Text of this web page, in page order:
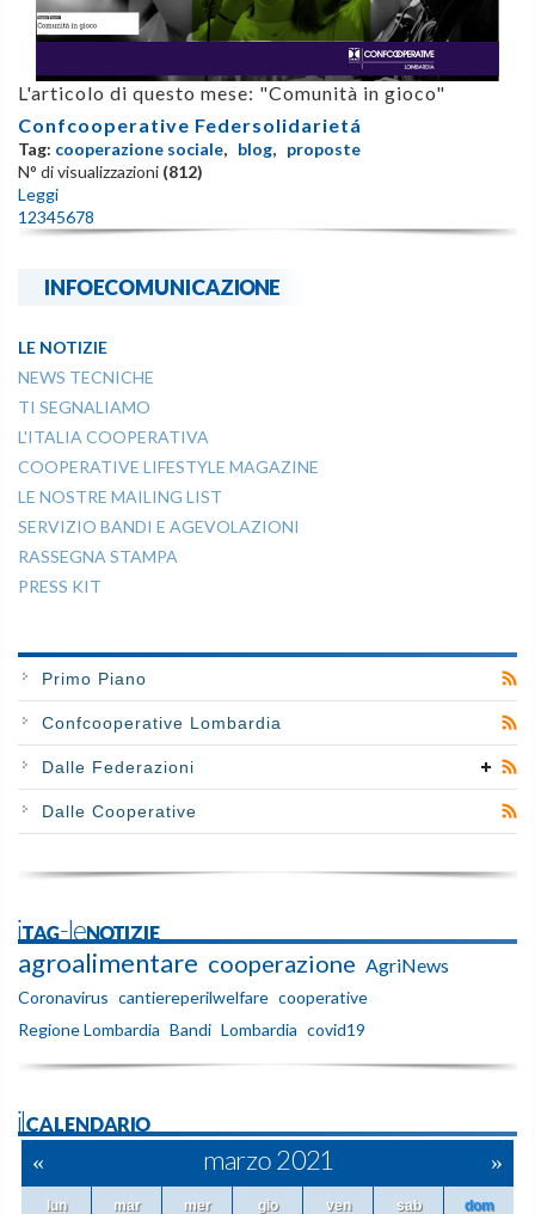
L'articolo di questo mese: "Comunità in gioco"
Confcooperative Federsolidarietá
Tag: cooperazione sociale, blog, proposte
N° di visualizzazioni (812)
Leggi
1 2345678
INFOECOMUNICAZIONE
LE NOTIZIE
NEWS TECNICHE
TI SEGNALIAMO
L'ITALIA COOPERATIVA
COOPERATIVE LIFESTYLE MAGAZINE
LE NOSTRE MAILING LIST
SERVIZIO BANDI E AGEVOLAZIONI
RASSEGNA STAMPA
PRESS KIT
Primo Piano
Confcooperative Lombardia
Dalle Federazioni
Dalle Cooperative
iTAG-leNOTIZIE
agroalimentare cooperazione AgriNews
Coronavirus cantiereperilwelfare cooperative
Regione Lombardia Bandi Lombardia covid19
ilCALENDARIO
« marzo 2021 »
lun mar mer gio ven sab dom